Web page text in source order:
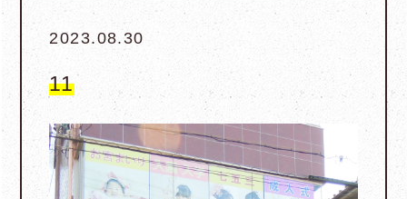
2023.08.30
11